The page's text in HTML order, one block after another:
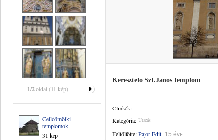
1/2oldal (11 kép)
Celldömölki
templomok
31 kép
Keresztelő Szt.János templom
Címkék:
Kategória: Utazás
Feltöltötte:Pajor Edit| 15 éve